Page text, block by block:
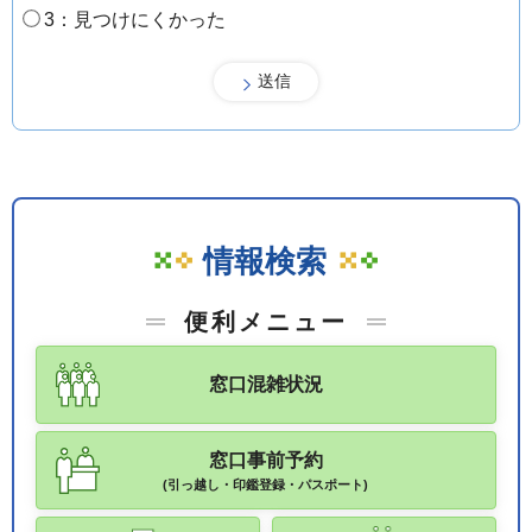
3：見つけにくかった
情報検索
便利メニュー
窓口混雑状況
窓口事前予約
(引っ越し・印鑑登録・パスポート)